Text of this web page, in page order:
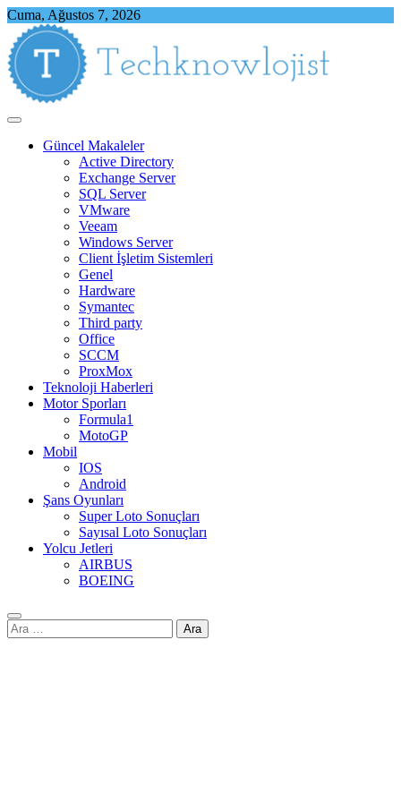
Skip
content
Cuma, Ağustos 7, 2026
Güncel Makaleler
Active Directory
Exchange Server
SQL Server
VMware
Veeam
Windows Server
Client İşletim Sistemleri
Genel
Hardware
Symantec
Third party
Office
SCCM
ProxMox
Teknoloji Haberleri
Motor Sporları
Formula1
MotoGP
Mobil
IOS
Android
Şans Oyunları
Super Loto Sonuçları
Sayısal Loto Sonuçları
Yolcu Jetleri
AIRBUS
BOEING
Arama: